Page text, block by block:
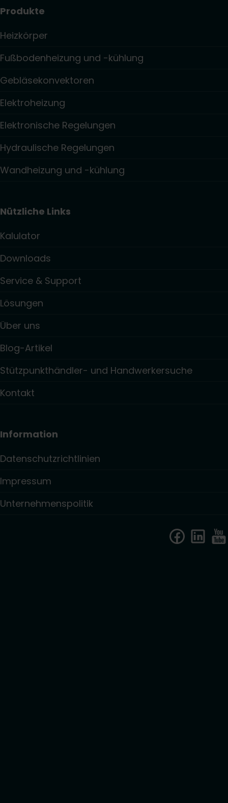
Produkte
Heizkörper
Fußbodenheizung und -kühlung
Gebläsekonvektoren
Elektroheizung
Elektronische Regelungen
Hydraulische Regelungen
Wandheizung und -kühlung
Nützliche Links
Kalulator
Downloads
Service & Support
Lösungen
Über uns
Blog-Artikel
Stützpunkthändler- und Handwerkersuche
Kontakt
Information
Datenschutzrichtlinien
Impressum
Unternehmenspolitik